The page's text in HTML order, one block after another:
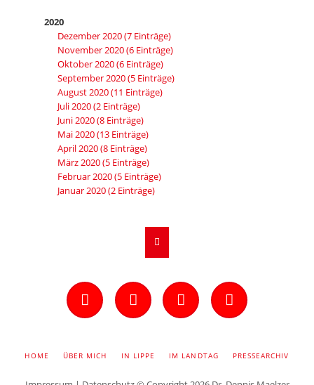
2020
Dezember 2020 (7 Einträge)
November 2020 (6 Einträge)
Oktober 2020 (6 Einträge)
September 2020 (5 Einträge)
August 2020 (11 Einträge)
Juli 2020 (2 Einträge)
Juni 2020 (8 Einträge)
Mai 2020 (13 Einträge)
April 2020 (8 Einträge)
März 2020 (5 Einträge)
Februar 2020 (5 Einträge)
Januar 2020 (2 Einträge)
NAVIGATION
HOME ÜBER MICH IN LIPPE IM LANDTAG PRESSEARCHIV